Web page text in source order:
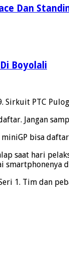
Dan
Boyolali
Sirkuit PTC
Jangan
bisa
saat hari
1. Tim dan